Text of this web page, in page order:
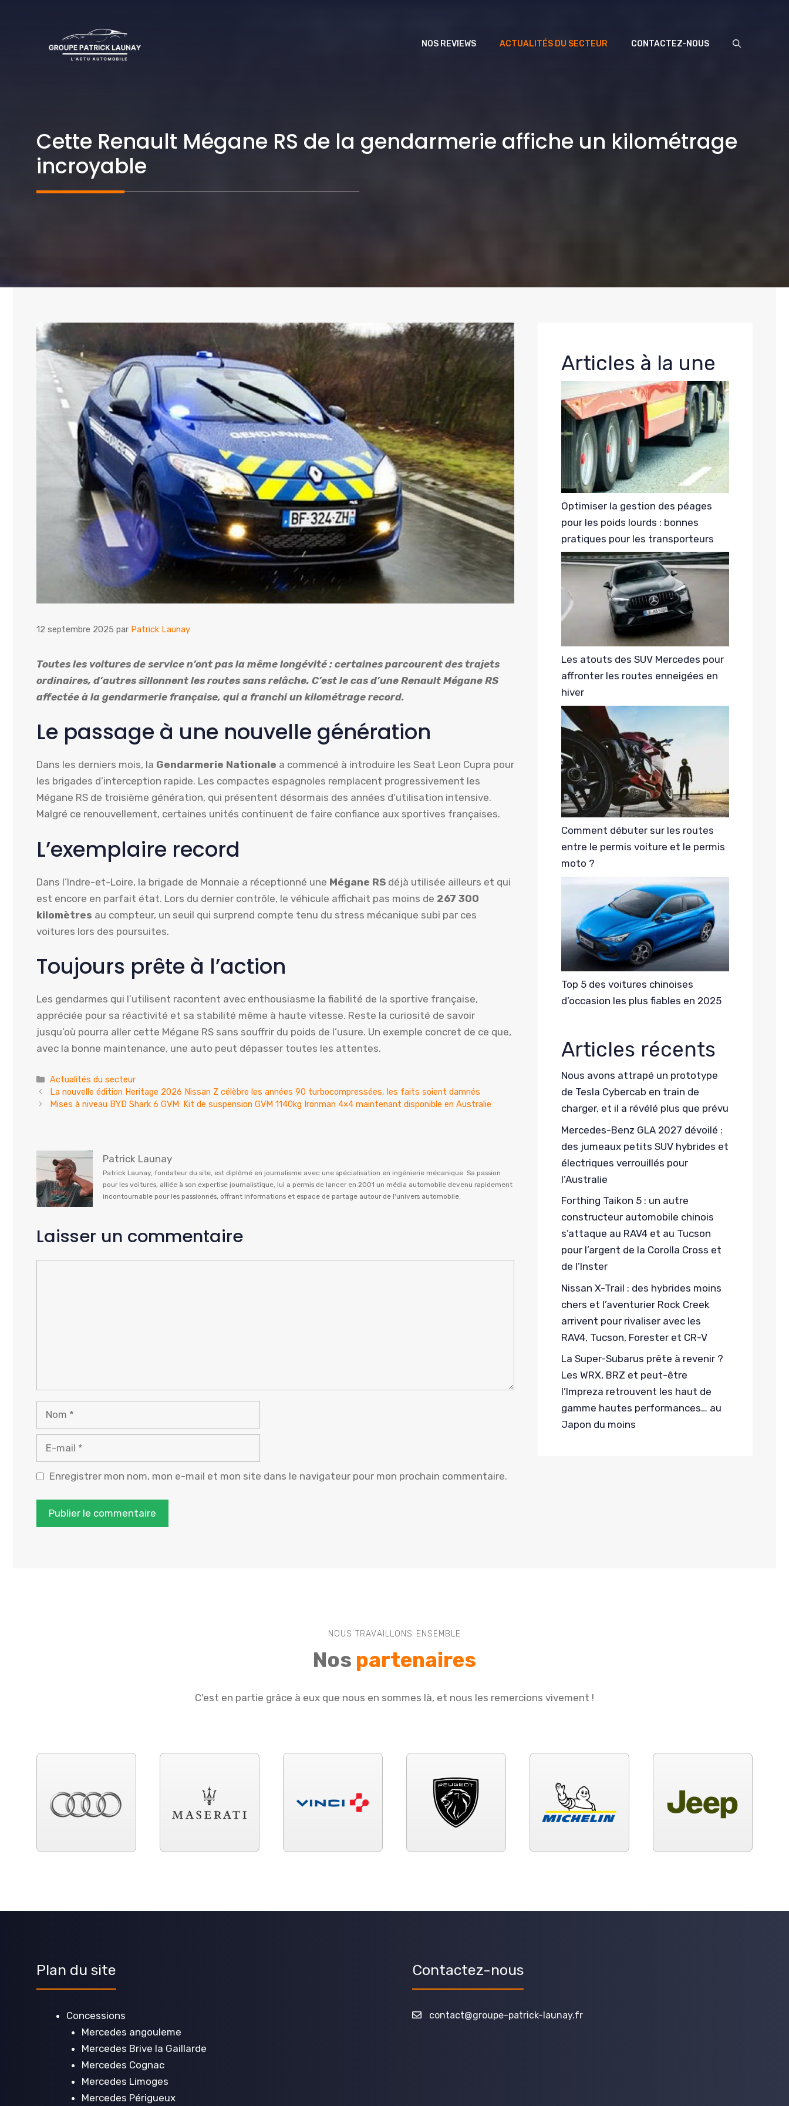
NOS REVIEWS ACTUALITÉS DU SECTEUR CONTACTEZ-NOUS
Cette Renault Mégane RS de la gendarmerie affiche un kilométrage
incroyable
12 septembre 2025 par Patrick Launay
Toutes les voitures de service n’ont pas la même longévité : certaines parcourent des trajets
ordinaires, d’autres sillonnent les routes sans relâche. C’est le cas d’une Renault Mégane RS
affectée à la gendarmerie française, qui a franchi un kilométrage record.
Le passage à une nouvelle génération
Dans les derniers mois, la Gendarmerie Nationale a commencé à introduire les Seat Leon Cupra pour
les brigades d’interception rapide. Les compactes espagnoles remplacent progressivement les
Mégane RS de troisième génération, qui présentent désormais des années d’utilisation intensive.
Malgré ce renouvellement, certaines unités continuent de faire confiance aux sportives françaises.
L’exemplaire record
Dans l’Indre-et-Loire, la brigade de Monnaie a réceptionné une Mégane RS déjà utilisée ailleurs et qui
est encore en parfait état. Lors du dernier contrôle, le véhicule affichait pas moins de 267 300
kilomètres au compteur, un seuil qui surprend compte tenu du stress mécanique subi par ces
voitures lors des poursuites.
Toujours prête à l’action
Les gendarmes qui l’utilisent racontent avec enthousiasme la fiabilité de la sportive française,
appréciée pour sa réactivité et sa stabilité même à haute vitesse. Reste la curiosité de savoir
jusqu’où pourra aller cette Mégane RS sans souffrir du poids de l’usure. Un exemple concret de ce que,
avec la bonne maintenance, une auto peut dépasser toutes les attentes.
Catégories
Actualités du secteur
La nouvelle édition Heritage 2026 Nissan Z célèbre les années 90 turbocompressées, les faits soient damnés
Mises à niveau BYD Shark 6 GVM: Kit de suspension GVM 1140kg Ironman 4×4 maintenant disponible en Australie
Patrick Launay
Patrick Launay, fondateur du site, est diplômé en journalisme avec une spécialisation en ingénierie mécanique. Sa passion
pour les voitures, alliée à son expertise journalistique, lui a permis de lancer en 2001 un média automobile devenu rapidement
incontournable pour les passionnés, offrant informations et espace de partage autour de l'univers automobile.
Laisser un commentaire
Nom
mail
Enregistrer mon nom, mon e-mail et mon site dans le navigateur pour mon prochain commentaire.
Articles à la une
Optimiser la gestion des péages
pour les poids lourds : bonnes
pratiques pour les transporteurs
Les atouts des SUV Mercedes pour
affronter les routes enneigées en
hiver
Comment débuter sur les routes
entre le permis voiture et le permis
moto ?
Top 5 des voitures chinoises
d’occasion les plus fiables en 2025
Articles récents
Nous avons attrapé un prototype
de Tesla Cybercab en train de
charger, et il a révélé plus que prévu
Mercedes-Benz GLA 2027 dévoilé :
des jumeaux petits SUV hybrides et
électriques verrouillés pour
l’Australie
Forthing Taikon 5 : un autre
constructeur automobile chinois
s’attaque au RAV4 et au Tucson
pour l’argent de la Corolla Cross et
de l’Inster
Nissan X-Trail : des hybrides moins
chers et l’aventurier Rock Creek
arrivent pour rivaliser avec les
RAV4, Tucson, Forester et CR-V
La Super-Subarus prête à revenir ?
Les WRX, BRZ et peut-être
l’Impreza retrouvent les haut de
gamme hautes performances… au
Japon du moins
NOUS TRAVAILLONS ENSEMBLE
Nos partenaires
C'est en partie grâce à eux que nous en sommes là, et nous les remercions vivement !
Plan du site
Concessions
Mercedes angouleme
Mercedes Brive la Gaillarde
Mercedes Cognac
Mercedes Limoges
Mercedes Périgueux
Contactez-nous
contact@groupe-patrick-launay.fr